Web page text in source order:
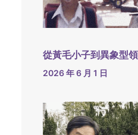
從黃毛小子到異象型
2026 年 6 月 1 日